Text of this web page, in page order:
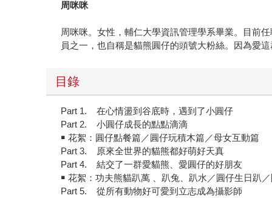
周咪咪
周咪咪。女性，輔仁大學資訊管理學系畢業。目前
員之一，也自稱是貓熊圓仔的頭號大粉絲。因為愛
目錄
Part 1. 在心情盪到谷底時，遇到了小圓仔
Part 2. 小圓仔成長的點點滴滴
￭ 花絮：圓仔點餐篇／圓仔玩積木篇／母女互動篇
Part 3. 原來全世界的貓熊都好萌好天真
Part 4. 結交了一群愛貓熊、愛圓仔的好朋友
￭ 花絮：功夫熊貓趴萬 、趴兔、趴水／圓仔生日趴
Part 5. 從所有動物好可愛到立志成為攝影師